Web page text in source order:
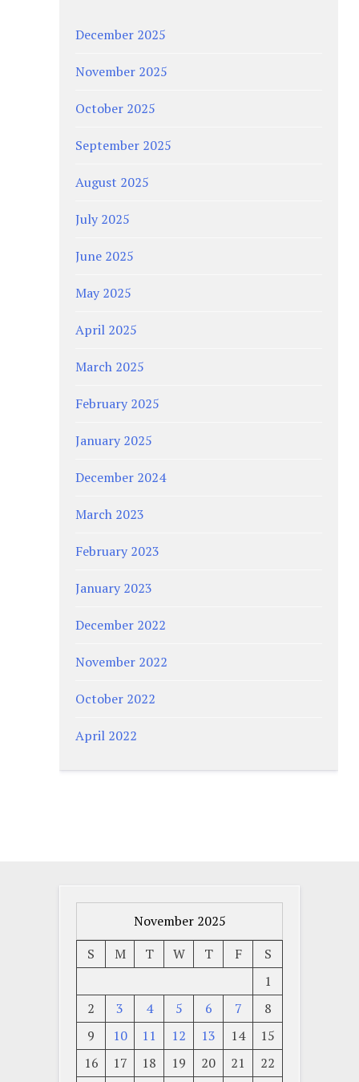
December 2025
November 2025
October 2025
September 2025
August 2025
July 2025
June 2025
May 2025
April 2025
March 2025
February 2025
January 2025
December 2024
March 2023
February 2023
January 2023
December 2022
November 2022
October 2022
April 2022
November 2025
S
M T W T F
S
1
2
3 4 5 6 7
8
9
10 11 12 13 14
15
16
17 18 19 20 21
22